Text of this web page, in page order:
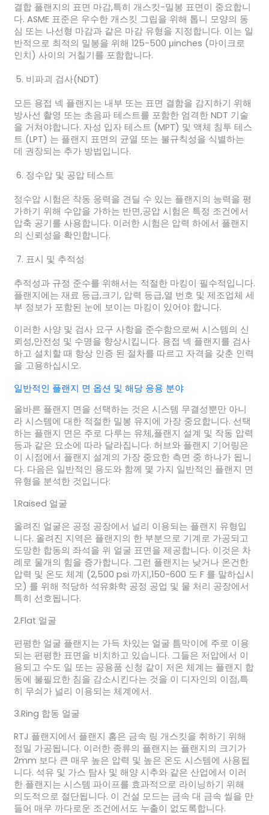
결합 플랜지의 표면 마감,특히 개스킷-밀봉 표면이 중요합니
다. ASME 표준은 우수한 개스킷 그립을 위해 톱니 모양의 동
심 또는 나선형 마감과 같은 마감 유형을 지정합니다. 이는 일
반적으로 최적의 밀봉을 위해 125-500 μinches (마이크로
인치) 사이의 거칠기를 포함합니다.
비파괴 검사(NDT)
모든 용접 넥 플랜지는 내부 또는 표면 결함을 감지하기 위해
방사선 촬영 또는 초음파 테스트를 포함한 엄격한 NDT 기술
을 거쳐야합니다. 자성 입자 테스트 (MPT) 및 액체 침투 테스
트 (LPT) 는 플랜지 표면의 균열 또는 불규칙성을 식별하는
데 권장되는 추가 방법입니다.
정수압 및 공압 테스트
정수압 시험은 작동 응력을 견딜 수 있는 플랜지의 능력을 평
가하기 위해 수압을 가하는 반면,공압 시험은 특정 조건에서
압축 공기를 사용합니다. 이러한 시험은 압력 하에서 플랜지
의 신뢰성을 확인합니다.
표시 및 추적성
추적성과 규정 준수를 위해서는 적절한 마킹이 필수적입니다.
플랜지에는 재료 등급,크기, 압력 등급,열 번호 및 제조업체 세
부 정보가 포함된 눈에 보이는 마킹이 있어야 합니다.
이러한 사양 및 검사 요구 사항을 준수함으로써 시스템의 신
뢰성,안전성 및 수명을 향상시킵니다. 용접 넥 플랜지를 검사
하고 설치할 때 항상 인증 된 절차를 따르고 자격을 갖춘 인력
을 고용하십시오.
일반적인 플랜지 면 옵션 및 해당 응용 분야
올바른 플랜지 면을 선택하는 것은 시스템 무결성뿐만 아니
라 시스템에 대한 적절한 밀봉 유지에 가장 중요합니다. 선택
하는 플랜지 면은 주로 다루는 유체,플랜지 설계 및 작동 압력
등과 같은 요소에 따라 달라집니다. 허브와 플랜지 기어링은
이 시점에서 플랜지 설계의 가장 중요한 측면 중 하나가 됩니
다. 다음은 일반적인 용도와 함께 몇 가지 일반적인 플랜지 면
유형을 분석한 것입니다:
1.Raised 얼굴
올려진 얼굴은 공정 공장에서 널리 이용되는 플랜지 유형입
니다. 올려진 지역은 플랜지의 한 부분으로 기계로 가공되고
도망한 합동의 좌석을 위 얼굴 표면을 제공합니다. 이것은 차
례로 물개의 힘을 증가합니다. 그런 플랜지는 낮거나 온건한
압력 및 온도 체계 (2,500 psi 까지,150-600 도 F 를 말하십시
오) 를 위해 적당하 석유화학 공정 공업 및 물 처리 공장에서
특히 선호됩니다.
2.Flat 얼굴
편평한 얼굴 플랜지는 가득 차있는 얼굴 틈막이에 주로 이용
되는 편평한 표면을 비치하고 있습니다. 그들은 저압에서 이
용되고 수도 일 또는 공용품 신청 같이 저온 체계는 플랜지 합
동에 불필요한 짐을 감소시킨다는 것을 이 디자인의 이점,특
히 무쇠가 널리 이용되는 체계에서.
3.Ring 합동 얼굴
RTJ 플랜지에서 플랜지 홈은 금속 링 개스킷을 취하기 위해
정밀 가공됩니다. 이러한 종류의 플랜지는 플랜지의 크기가
2mm 보다 큰 매우 높은 압력 및 높은 온도 시스템에 사용됩
니다. 석유 및 가스 탐사 및 해양 시추와 같은 산업에서 이러
한 플랜지는 시스템 파이프를 효과적으로 라이닝하기 위해
의도적으로 절단됩니다. 이 건설 모드는 금속 대 금속 씰을 만
들어 매우 까다로운 조건에서도 누출이 없도록합니다.